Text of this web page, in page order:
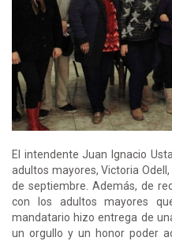
El intendente Juan Ignacio
adultos mayores, Victoria
de septiembre. Además, de
con los adultos mayores
mandatario hizo entrega de
un orgullo y un honor poder